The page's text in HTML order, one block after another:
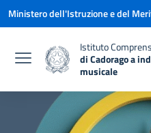
Vai ai contenuti
Vai al menu di navigazione
Vai al footer
Ministero dell'Istruzione e del
Istituto
di Cadorago a
musicale